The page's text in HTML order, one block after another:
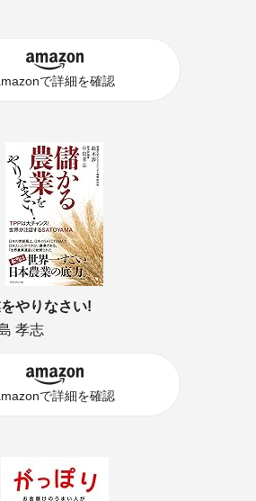
で詳細を確認
やりなさい!
孝志
で詳細を確認